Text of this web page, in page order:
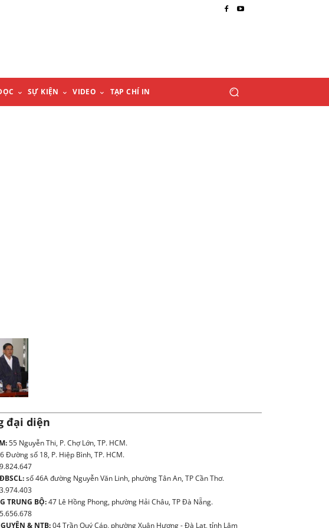
SỰ KIỆN VIDEO TẠP CHÍ IN
đại diện
55 Nguyễn Thi, P. Chợ Lớn, TP. HCM.
Đường số 18, P. Hiệp Bình, TP. HCM.
số 46A đường Nguyễn Văn Linh, phường Tân An, TP Cần Thơ.
TRUNG BỘ:47 Lê Hồng Phong, phường Hải Châu, TP Đà Nẵng.
& NTB:04 Trần Quý Cáp, phường Xuân Hương - Đà Lạt, tỉnh Lâm